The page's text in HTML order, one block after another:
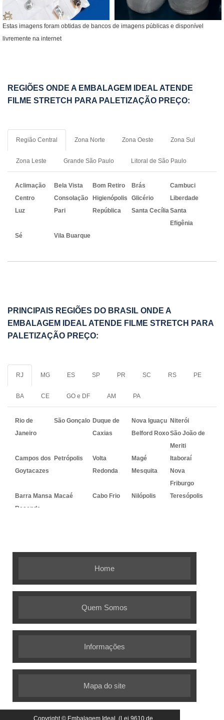
Estas imagens foram obtidas de bancos de imagens públicas e disponível
livremente na internet
REGIÕES ONDE A EMBALAGEM IDEAL ATENDE
FILME STRETCH PARA PALETIZAÇÃO PREÇO:
Região Central Zona Norte Zona Oeste Zona Sul
Zona Leste Grande São Paulo Litoral de São Paulo
Aclimação Bela Vista Bom Retiro Brás
Cambuci
Centro
Consolação Higienópolis Glicério
Liberdade
Luz
Pari República Santa Cecília Santa
Efigênia
Sé
Vila Buarque
PRINCIPAIS REGIÕES DO BRASIL ONDE A
EMBALAGEM IDEAL ATENDE FILME STRETCH PARA
PALETIZAÇÃO PREÇO:
RJ MG ES SP PR SC RS PE
BA CE GO e DF AM PA
Rio de
Janeiro
São Gonçalo Duque de
Caxias
Nova Iguaçu Niterói
Belford RoxoSão João de
Meriti
Campos dos
Goytacazes
Petrópolis
Volta
Redonda
Magé
Itaboraí
Mesquita
Nova
Friburgo
Barra Mansa Macaé Cabo Frio Nilópolis
Teresópolis
Resende
Home
Quem Somos
Informações
Mapa do site
Copyright © Embalagem Ideal. (Lei 9610 de